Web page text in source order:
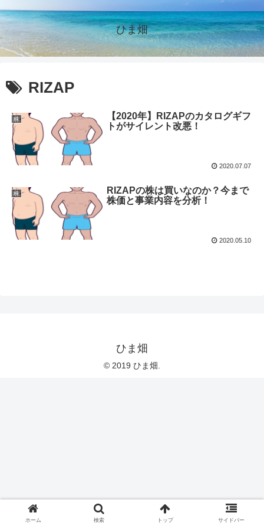
ひま畑
RIZAP
株
【2020年】RIZAPのカタログギフ
トがサイレント改悪！
2020.07.07
株
RIZAPの株は買いなのか？今まで
株価と事業内容を分析！
2020.05.10
ひま畑
© 2019 ひま畑.
ホーム 検索 トップ サイドバー